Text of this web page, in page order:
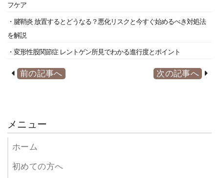
フケア
・腱鞘炎 放置するとどうなる？悪化リスクと今すぐ始めるべき対処法
を解説
・変形性股関節症 レントゲン所見でわかる進行度とポイント
前の記事へ 次の記事へ
メニュー
ホーム
初めての方へ